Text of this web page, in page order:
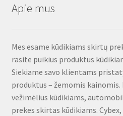
Apie mus
Mes esame kūdikiams skirtų
rasite puikius produktus
Siekiame savo klientams
produktus – žemomis
vežimėlius kūdikiams,
prekes skirtas kūdikiams.